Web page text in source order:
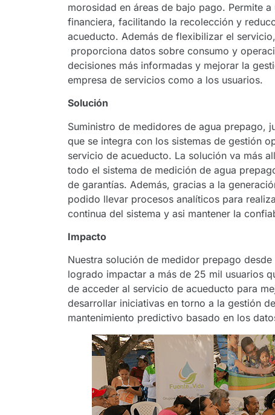
morosidad en áreas de bajo pago. Permite
financiera, facilitando la recolección y
acueducto. Además de flexibilizar el
proporciona datos sobre consumo y
decisiones más informadas y mejorar la
empresa de servicios como a los usuarios.
Solución
Suministro de medidores de agua prepago,
que se integra con los sistemas de gestión
servicio de acueducto. La solución va más
todo el sistema de medición de agua
de garantías. Además, gracias a la
podido llevar procesos analíticos para
continua del sistema y asi mantener la
Impacto
Nuestra solución de medidor prepago
logrado impactar a más de 25 mil usuarios
de acceder al servicio de acueducto para
desarrollar iniciativas en torno a la gestión
mantenimiento predictivo basado en los